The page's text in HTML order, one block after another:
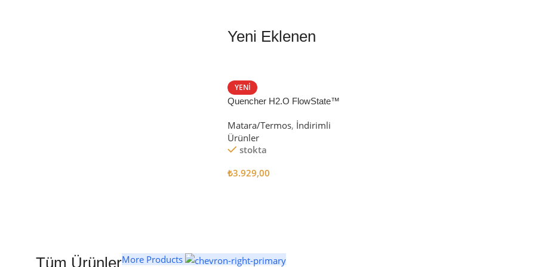
Yeni Eklenen
YENI
Quencher H2.O FlowState™
Matara/Termos, İndirimli
Ürünler
stokta
₺3.929,00
Tüm ÜrünlerMore Products